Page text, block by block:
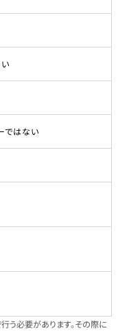
ではない
う必要があります。その際に